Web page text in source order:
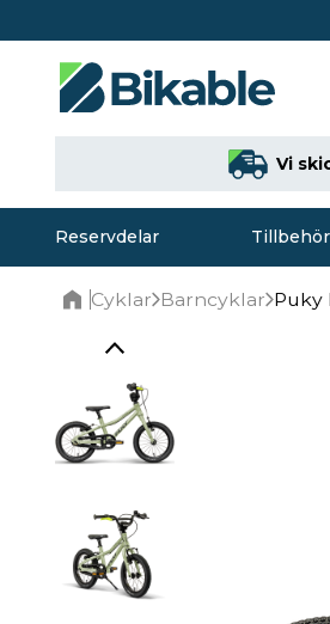
Vi
Reservdelar Tillbehör
Cyklar Barncyklar Puky